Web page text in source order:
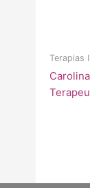
Terapias